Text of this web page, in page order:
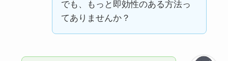
でも、もっと即効性のある方法っ
てありませんか？